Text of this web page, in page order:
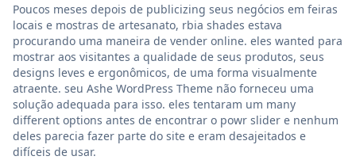
Poucos meses depois de publicizing seus negócios em feiras
locais e mostras de artesanato, rbia shades estava
procurando uma maneira de vender online. eles wanted para
mostrar aos visitantes a qualidade de seus produtos, seus
designs leves e ergonômicos, de uma forma visualmente
atraente. seu Ashe WordPress Theme não forneceu uma
solução adequada para isso. eles tentaram um many
different options antes de encontrar o powr slider e nenhum
deles parecia fazer parte do site e eram desajeitados e
difíceis de usar.